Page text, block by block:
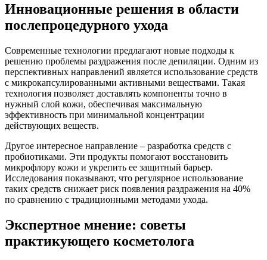
Инновационные решения в области
послепроцедурного ухода
Современные технологии предлагают новые подходы к
решению проблемы раздражения после депиляции. Одним из
перспективных направлений является использование средств
с микрокапсулированными активными веществами. Такая
технология позволяет доставлять компоненты точно в
нужный слой кожи, обеспечивая максимальную
эффективность при минимальной концентрации
действующих веществ.
Другое интересное направление – разработка средств с
пробиотиками. Эти продукты помогают восстановить
микрофлору кожи и укрепить ее защитный барьер.
Исследования показывают, что регулярное использование
таких средств снижает риск появления раздражения на 40%
по сравнению с традиционными методами ухода.
Экспертное мнение: советы
практикующего косметолога